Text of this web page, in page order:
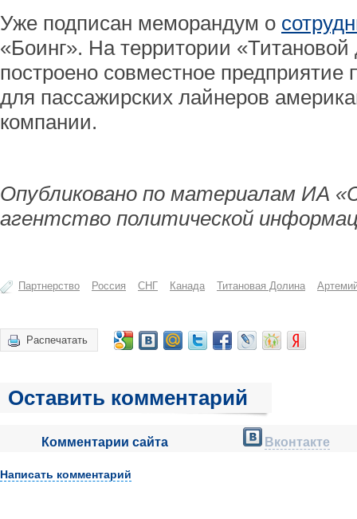
Уже подписан меморандум о
«Боинг». На территории
построено совместное предприятие
для пассажирских лайнеров
компании.
Опубликовано по материалам ИА
агентство политической
Партнерство Россия СНГ Канада Титановая Долина
Распечатать
Оставить комментарий
Комментарии сайта Вконтакте
Написать комментарий